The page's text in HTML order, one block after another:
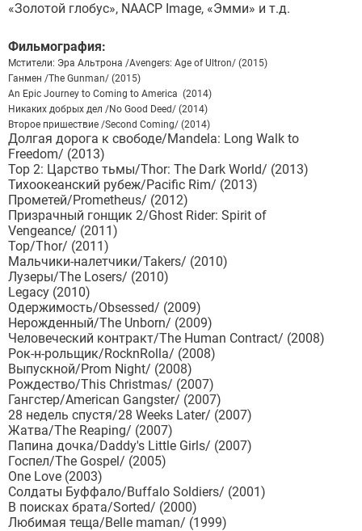
«Золотой глобус», NAACP Image, «Эмми» и т.д.
Фильмография:
Мстители: Эра Альтрона /Avengers: Age of Ultron/ (2015)
Ганмен /The Gunman/ (2015)
An Epic Journey to Coming to America (2014)
Никаких добрых дел /No Good Deed/ (2014)
Второе пришествие /Second Coming/ (2014)
Долгая дорога к свободе/Mandela: Long Walk to
Freedom/ (2013)
Тор 2: Царство тьмы/Thor: The Dark World/ (2013)
Тихоокеанский рубеж/Pacific Rim/ (2013)
Прометей/Prometheus/ (2012)
Призрачный гонщик 2/Ghost Rider: Spirit of
Vengeance/ (2011)
Тор/Thor/ (2011)
Мальчики-налетчики/Takers/ (2010)
Лузеры/The Losers/ (2010)
Legacy (2010)
Одержимость/Obsessed/ (2009)
Нерожденный/The Unborn/ (2009)
Человеческий контракт/The Human Contract/ (2008)
Рок-н-рольщик/RocknRolla/ (2008)
Выпускной/Prom Night/ (2008)
Рождество/This Christmas/ (2007)
Гангстер/American Gangster/ (2007)
28 недель спустя/28 Weeks Later/ (2007)
Жатва/The Reaping/ (2007)
Папина дочка/Daddy's Little Girls/ (2007)
Госпел/The Gospel/ (2005)
One Love (2003)
Солдаты Буффало/Buffalo Soldiers/ (2001)
В поисках брата/Sorted/ (2000)
Любимая теща/Belle maman/ (1999)